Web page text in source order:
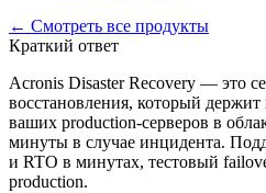
← Смотреть все продукты
Краткий ответ
Acronis Disaster Recovery — это
восстановления, который
ваших production-серверов в
минуты в случае инцидента.
и RTO в минутах, тестовый
production.